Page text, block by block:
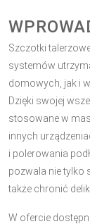
Szczotki
systemów
domowych, jak i
Dzięki swojej
stosowane w
innych
i polerowania
pozwala nie tylko
także chronić
W ofercie